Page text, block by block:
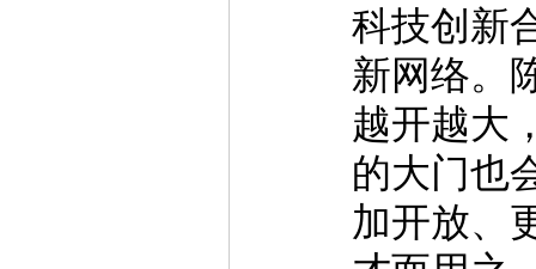
科技创新
新网络。
越开越大
的大门也
加开放、